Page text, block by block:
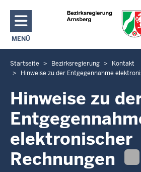
Direkt zum
MENÜ
NAVIGATION AKTIVIEREN/
S
e
b
e
i
n
d
Startseite Bezirksregierung
Kontakt
Hinweise zu der Entgegennahme
Hinweise zu
elektronischer
Rechnungen